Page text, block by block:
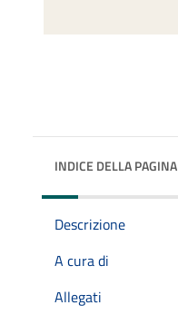
INDICE DELLA PAGINA
Descrizione
A cura di
Allegati